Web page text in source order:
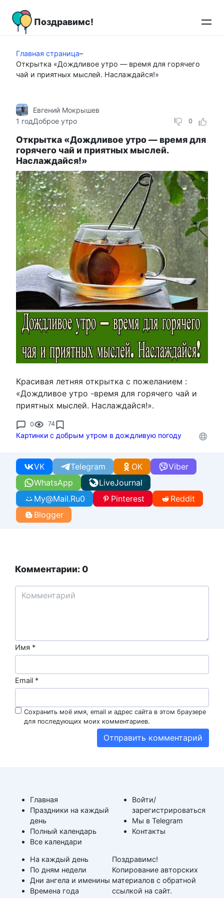
контенту
Поздравимс!
Главная страница–
Открытка «Дождливое утро — время для горячего
чай и приятных мыслей. Наслаждайся!»
0
Евгений Мокрышев
1 годДоброе утро
Открытка «Дождливое утро — время для
горячего чай и приятных мыслей.
Наслаждайся!»
Красивая летняя открытка с пожеланием :
«Дождливое утро -время для горячего чай и
приятных мыслей. Наслаждайся!».
0 74
Картинки с добрым утром в дождливую погоду
WhatsApp
VK Telegram Viber
OK
LiveJournal
My@Mail.Ru0 Pinterest
Reddit
Blogger
Комментарии: 0
Имя *
Email *
Сохранить моё имя, email и адрес сайта в этом браузере
для последующих моих комментариев.
Главная
Праздники на каждый
день
Полный календарь
Все календари
На каждый день
По дням недели
Дни ангела и именины
Времена года
Войти/
зарегистрироваться
Мы в Telegram
Контакты
Поздравимс!
Копирование авторских
материалов с обратной
ссылкой на сайт.